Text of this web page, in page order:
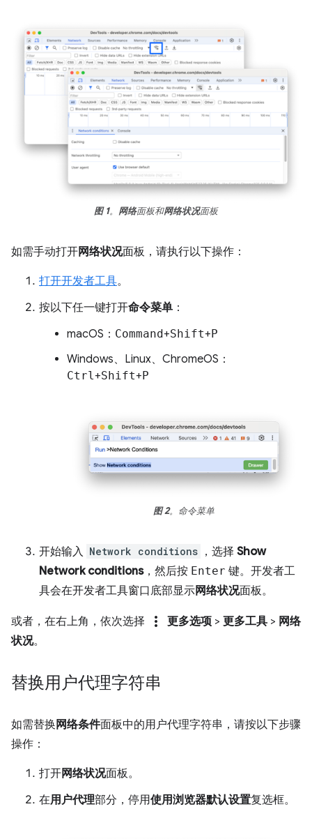
图 1。 网络面板和网络状况面板
如需手动打开网络状况面板，请执行以下操作：
打开开发者工具。
按以下任一键打开命令菜单 ：
macOS： Command+Shift+P
Windows、Linux、ChromeOS：
Ctrl +Shift+P
图 2。命令菜单
开始输入 Network conditions ，选择 Show
Network conditions，然后按 Enter 键。开发者工
具会在开发者工具窗口底部显示网络状况面板。
或者，在右上角，依次选择 more_vert 更多选项 > 更多工具 > 网络
状况。
替换用户代理字符串
如需替换 网络条件面板中的用户代理字符串，请按以下步骤
操作：
打开网络状况面板。
在用户代理部分，停用使用浏览器默认设置复选框。